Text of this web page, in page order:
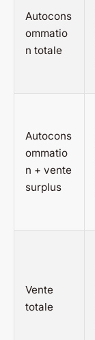
Autocons
ommatio
n totale
Autocons
ommatio
n + vente
surplus
Vente
totale